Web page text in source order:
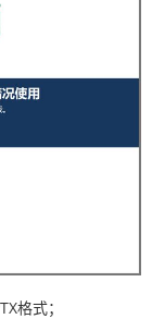
格式；